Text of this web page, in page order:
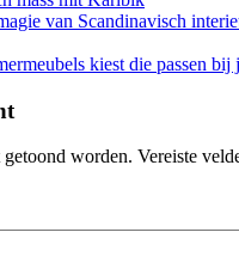
van Scandinavisch
kiest die passen
getoond worden. Vereiste